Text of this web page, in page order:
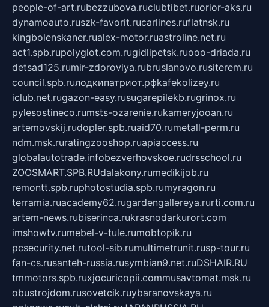
people-of-art.rubezzubova.ruclubtibet.ruorior-aks.ru
dynamoauto.ruszk-favorit.rucarlines.ruflatnsk.ru
kingbolenskaner.rualex-motor.ruastroline.net.ru
act1.spb.rupolyglot.com.rugidlipetsk.ruooo-driada.ru
detsad125.rumir-zdoroviya.rubruslanovo.rusiterem.ru
council.spb.ruлодкипатриот.рфkafekolizey.ru
iclub.net.rugazon-easy.rusugarepilekb.rugrinox.ru
pylesostineco.rumsts-ozarenie.rukameryjooan.ru
artemovskij.rudopler.spb.ruaid70.rumetall-perm.ru
ndm.msk.ruratingzooshop.ruapiaccess.ru
globalautotrade.infobezverhovskoe.rudrsschool.ru
ZOOSMART.SPB.RUdalakony.rumedikijob.ru
remontt.spb.ruphotostudia.spb.rumyragon.ru
terramia.ruacademy62.rugardengallereya.rurti.com.ru
artem-news.rubiserinca.rukrasnodarkurort.com
imshowtv.rumebel-v-tule.rumobtopik.ru
pcsecurity.net.rutool-sib.rumultimetrunit.rusp-tour.ru
fan-cs.rusanteh-russia.rusymbian9.net.ruDSHAIR.RU
tmmotors.spb.ruxjocuricopii.commusavtomat.msk.ru
obustrojdom.rusovetcik.ruybaranovskaya.ru